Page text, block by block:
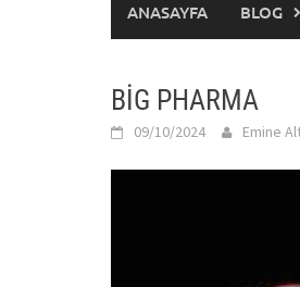
ANASAYFA BLOG
BİG PHARMA
09/10/2024 Emine